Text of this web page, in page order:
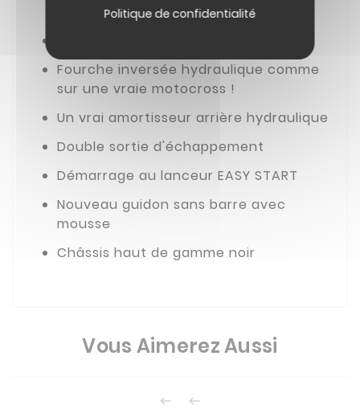
Fourche inversée hydraulique comme
sur une vraie motocross !
Un vrai amortisseur arrière hydraulique
Double sortie d'échappement
Démarrage au lanceur EASY START
Nouveau guidon sans barre avec
mousse
Châssis haut de gamme noir
Vous Aimerez Aussi
 
Politique de confidentialité